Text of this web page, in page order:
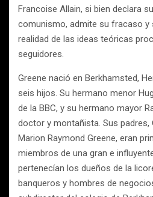
Francoise Allain, si bien declara
comunismo, admite su fracaso y
realidad de las ideas teóricas
seguidores.
Greene nació en Berkhamsted,
seis hijos. Su hermano menor
de la BBC, y su hermano mayor
doctor y montañista. Sus padres,
Marion Raymond Greene, eran
miembros de una gran e
pertenecían los dueños de la
banqueros y hombres de